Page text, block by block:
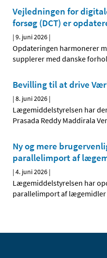
Vejledningen for
forsøg (DCT) er
|9. juni 2026 |
Opdateringen harmonerer
supplerer med danske
Bevilling til at drive
|8. juni 2026 |
Lægemiddelstyrelsen har
Prasada Reddy Maddirala
Ny og mere
parallelimport af
|4. juni 2026 |
Lægemiddelstyrelsen har
parallelimport af lægemidler